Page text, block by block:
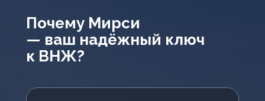
Почему Мирси
— ваш надёжный ключ
к ВНЖ?